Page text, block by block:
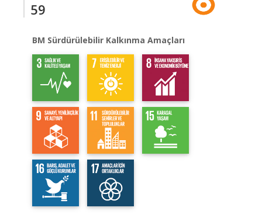
59
BM Sürdürülebilir Kalkınma Amaçları